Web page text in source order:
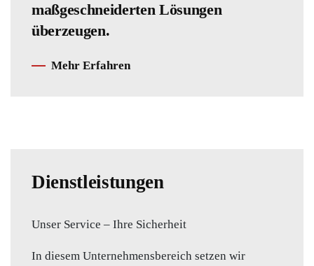
maßgeschneiderten Lösungen
überzeugen.
Mehr Erfahren
Dienstleistungen
Unser Service – Ihre Sicherheit
In diesem Unternehmensbereich setzen wir